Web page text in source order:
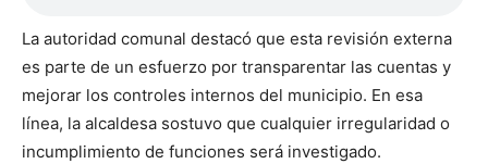
La autoridad comunal destacó que esta revisión externa
es parte de un esfuerzo por transparentar las cuentas y
mejorar los controles internos del municipio. En esa
línea, la alcaldesa sostuvo que cualquier irregularidad o
incumplimiento de funciones será investigado.